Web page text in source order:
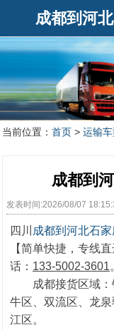
当前位置： 首页> 运输车
成都到
发表时间:2026/08/07
四川 成都到河北石
【简单快捷，专线
话： 133-5002-3601
成都接货区域：
牛区、双流区、龙
江区。